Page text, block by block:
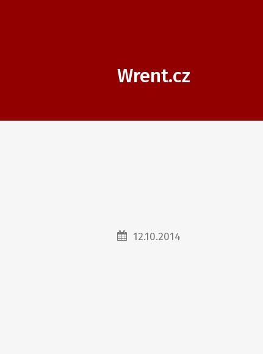
Wrent.cz
12.10.2014